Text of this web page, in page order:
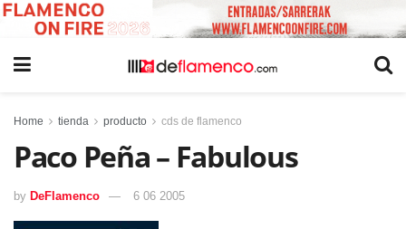
Home tienda producto cds de flamenco
Paco Peña – Fabulous
by DeFlamenco 6 06 2005